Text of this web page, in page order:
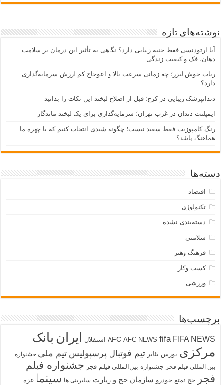
نوشته‌های تازه
آیا ارتودنسی فقط جنبه زیبایی دارد؟ نگاهی به تأثیر این درمان بر سلامت
دهان، فک و کیفیت زندگی
ربات جوش لیزر؛ چه زمانی سرعت بالا و اعوجاج کم ارزش سرمایه‌گذاری
دارد؟
دندانپزشک زیبایی در کرج؛ قبل از اصلاح لبخند این نکات را بدانید
ایمپلنت دندان در غرب تهران؛ سرمایه‌گذاری برای یک لبخند ماندگار
رنگ کامپوزیت فقط سفید نیست؛ چگونه شیدی انتخاب کنیم که با چهره ما
هماهنگ باشد؟
دسته‌ها
اقتصاد
تکنولوژی
دسته‌بندی نشده
سلامتی
فرهنگ وهنر
کسب وکار
ورزشی
برچسب‌ها
AFC AFC NEWS fifa FIFA NEWS استقلال ایران بانک
مرکزی بورس تئاتر تیم فوتبال پرسپولیس تیم ملی جشنواره
بین المللی فیلم فجر جشنواره بین‌المللی فیلم فجر جشنواره فیلم
فجر
حج تمتع خودرو سازمان حج و زیارت سلبریتی ها سینما غزه